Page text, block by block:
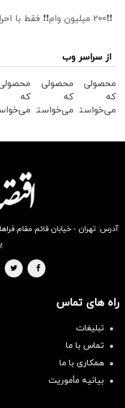
❗❗200 میلیون وام❗❗ فقط با احراز هویت
از سراسر وب
محصولی
که
می‌خواستی
محصولی
که
می‌خواستی
که
بخر !
آدرس: تهران - خیابان قائم مقام
راه های تماس
تبلیغات
تماس با ما
همکاری با ما
بیانیه مأموریت